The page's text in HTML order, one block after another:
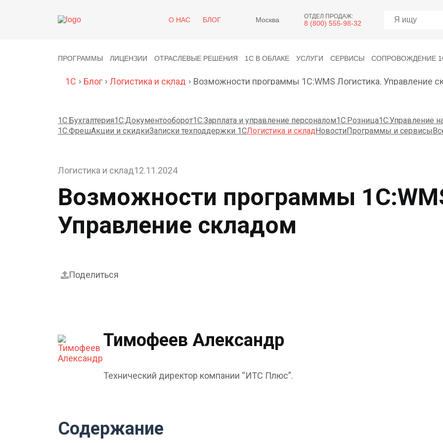
О НАС БЛОГ Москва ОТДЕЛ ПРОДАЖ:
8 (800) 555-98-32
ПРОГРАММЫ ЛИЦЕНЗИИ ОТРАСЛЕВЫЕ РЕШЕНИЯ 1С В ОБЛАКЕ УСЛУГИ СЕРВИСЫ СОПРОВОЖДЕНИЕ
1C › Блог › Логистика и склад › Возможности программы 1С:WMS Логистика. Управление
1С:Бухгалтерия1С:Документооборот1С:Зарплата и управление персоналом1С:Розница1С:Управление
1С:ФрешАкции и скидкиЗаписки техподдержки 1СЛогистика и складНовостиПрограммы и сервисы
Логистика и склад12.11.2024
Возможности программы
Управление складом
Поделиться
Тимофеев Александр
Технический директор компании “ИТС Плюс”.
Содержание